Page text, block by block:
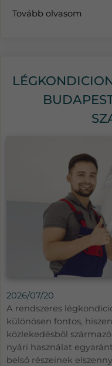
Tovább olvasom
2026/07/20
A rendszeres
különösen fontos,
közlekedésből
nyári használat
belső részeinek